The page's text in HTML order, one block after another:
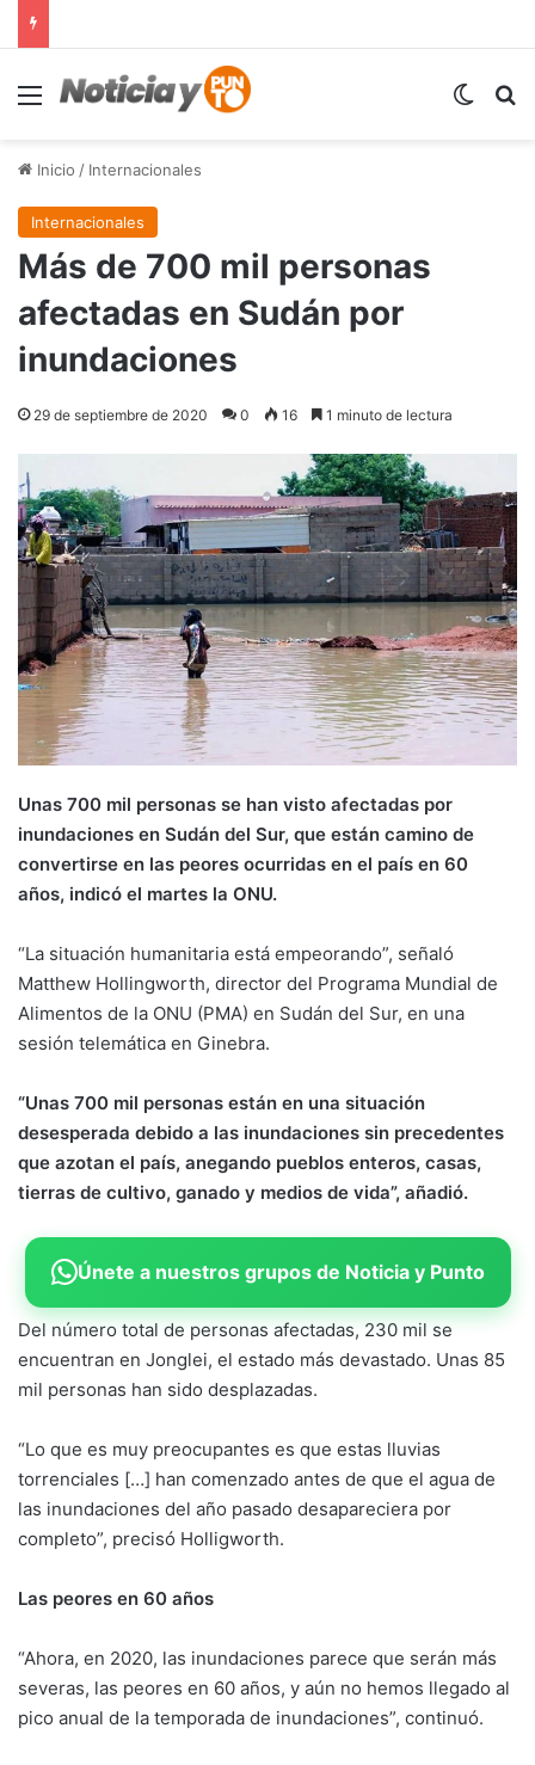
Menú
Inicio / Internacionales
Internacionales
Más de 700 mil personas
afectadas en Sudán por
inundaciones
29 de septiembre de 2020 0 16 1 minuto de lectura
Unas 700 mil personas se han visto afectadas por
inundaciones en Sudán del Sur, que están camino de
convertirse en las peores ocurridas en el país en 60
años, indicó el martes la ONU.
“La situación humanitaria está empeorando”, señaló
Matthew Hollingworth, director del Programa Mundial de
Alimentos de la ONU (PMA) en Sudán del Sur, en una
sesión telemática en Ginebra.
“Unas 700 mil personas están en una situación
desesperada debido a las inundaciones sin precedentes
que azotan el país, anegando pueblos enteros, casas,
tierras de cultivo, ganado y medios de vida”, añadió.
Únete a nuestros grupos de Noticia y Punto
Del número total de personas afectadas, 230 mil se
encuentran en Jonglei, el estado más devastado. Unas 85
mil personas han sido desplazadas.
“Lo que es muy preocupantes es que estas lluvias
torrenciales […] han comenzado antes de que el agua de
las inundaciones del año pasado desapareciera por
completo”, precisó Holligworth.
Las peores en 60 años
“Ahora, en 2020, las inundaciones parece que serán más
severas, las peores en 60 años, y aún no hemos llegado al
pico anual de la temporada de inundaciones”, continuó.